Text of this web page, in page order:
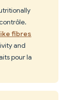
fibres
and
pour la